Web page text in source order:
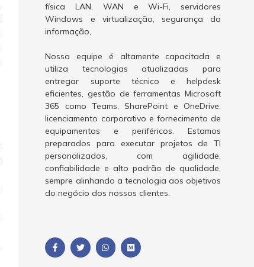
física LAN, WAN e Wi-Fi, servidores
Windows e virtualização, segurança da
informação,
Nossa equipe é altamente capacitada e
utiliza tecnologias atualizadas para
entregar suporte técnico e helpdesk
eficientes, gestão de ferramentas Microsoft
365 como Teams, SharePoint e OneDrive,
licenciamento corporativo e fornecimento de
equipamentos e periféricos. Estamos
preparados para executar projetos de TI
personalizados, com agilidade,
confiabilidade e alto padrão de qualidade,
sempre alinhando a tecnologia aos objetivos
do negócio dos nossos clientes.